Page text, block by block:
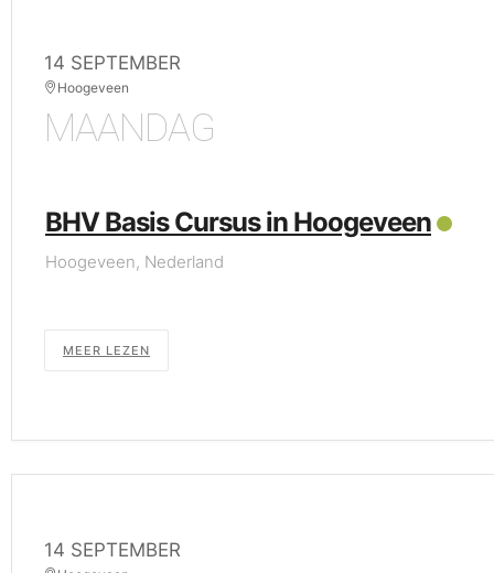
14 SEPTEMBER
Hoogeveen
MAANDAG
BHV Basis Cursus in Hoogeveen
Hoogeveen, Nederland
MEER LEZEN
14 SEPTEMBER